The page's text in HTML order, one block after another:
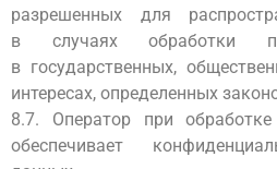
разрешенных для
в случаях обработки
в государственных,
интересах, определенных
8.7. Оператор при
обеспечивает